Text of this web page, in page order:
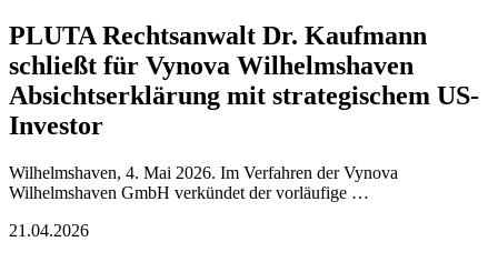
PLUTA Rechtsanwalt Dr. Kaufmann
schließt für Vynova Wilhelmshaven
Absichtserklärung mit strategischem US-
Investor
Wilhelmshaven, 4. Mai 2026. Im Verfahren der Vynova
Wilhelmshaven GmbH verkündet der vorläufige …
21.04.2026